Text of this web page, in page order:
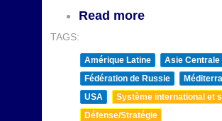
Read more
TAGS:
Amérique Latine
Asie Centrale
Fédération de Russie
USA
Système international et
Défense/Stratégie